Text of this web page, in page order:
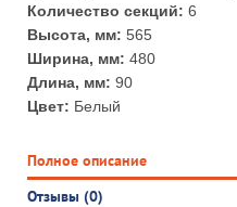
Количество секций: 6
Высота, мм: 565
Ширина, мм: 480
Длина, мм: 90
Цвет: Белый
Полное описание
Отзывы (0)